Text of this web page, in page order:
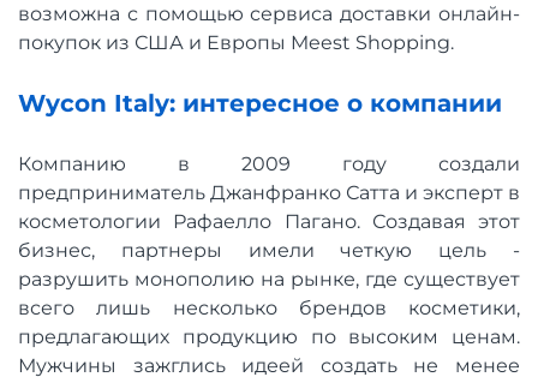
возможна с помощью сервиса доставки онлайн-
покупок из США и Европы Meest Shopping.
Wycon Italy: интересное о компании
Компанию в 2009 году создали
предприниматель Джанфранко Сатта и эксперт в
косметологии Рафаелло Пагано. Создавая этот
бизнес, партнеры имели четкую цель -
разрушить монополию на рынке, где существует
всего лишь несколько брендов косметики,
предлагающих продукцию по высоким ценам.
Мужчины зажглись идеей создать не менее